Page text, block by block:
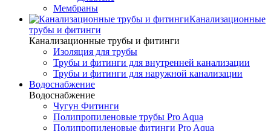
Мембраны
Канализационные
трубы и фитинги
Канализационные трубы и фитинги
Изоляция для трубы
Трубы и фитинги для внутренней канализации
Трубы и фитинги для наружной канализации
Водоснабжение
Водоснабжение
Чугун Фитинги
Полипропиленовые трубы Pro Aqua
Полипропиленовые фитинги Pro Aqua